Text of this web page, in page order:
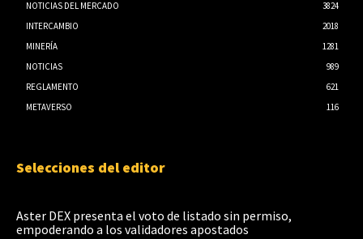
NOTICIAS DEL MERCADO
3824
INTERCAMBIO
2018
MINERÍA
1281
NOTICIAS
989
REGLAMENTO
621
METAVERSO
116
Selecciones del editor
Aster DEX presenta el voto de listado sin permiso,
empoderando a los validadores apostados